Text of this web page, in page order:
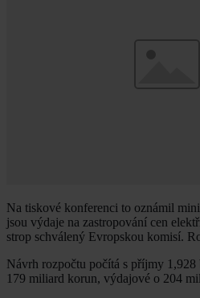
Na tiskové konferenci to oznámil
jsou výdaje na zastropování cen
strop schválený Evropskou komisí.
Návrh rozpočtu počítá s příjmy
179 miliard korun, výdajové o 204